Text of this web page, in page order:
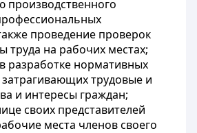
производственного
проведение проверок
труда на рабочих местах;
разработке нормативных
трудовые и
и интересы граждан;
своих представителей
места членов своего